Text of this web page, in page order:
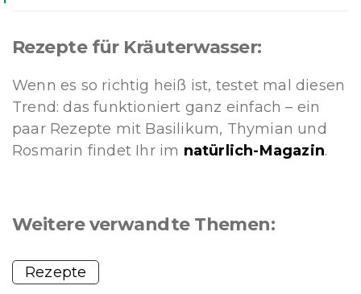
Rezepte für Kräuterwasser:
Wenn es so richtig heiß ist, testet mal diesen
Trend: das funktioniert ganz einfach – ein
paar Rezepte mit Basilikum, Thymian und
Rosmarin findet Ihr im natürlich-Magazin.
Weitere verwandte Themen:
Rezepte